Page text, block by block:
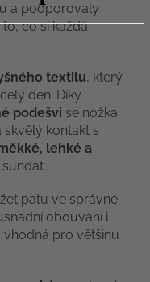
a podporovaly
co si každá
textilu, který
den. Díky
podešvi se nožka
kontakt s
lehké a
patu ve správné
obouvání i
vhodná pro většinu